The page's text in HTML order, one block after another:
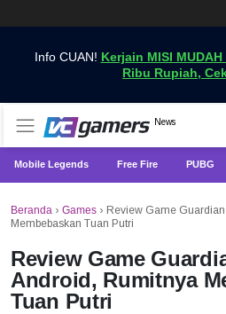
Info CUAN! Kerjain MISI
Ribu Rupiah,
News
Dapatkan Berita
Mobile Legends Free Fire PUBG
Beranda › Games › Review Game
Membebaskan Tuan Putri
Review Game
Android, Rumitnya
Tuan Putri